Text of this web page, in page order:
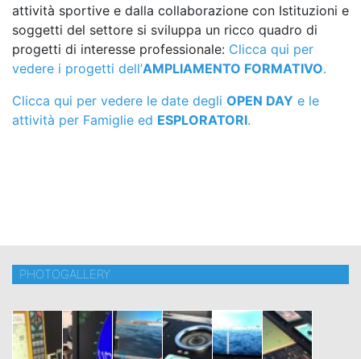
attività sportive e dalla collaborazione con Istituzioni e
soggetti del settore si sviluppa un ricco quadro di
progetti di interesse professionale: Clicca qui per
vedere i progetti dell’AMPLIAMENTO FORMATIVO.
Clicca qui per vedere le date degli OPEN DAY e le
attività per Famiglie ed ESPLORATORI.
PHOTOGALLERY